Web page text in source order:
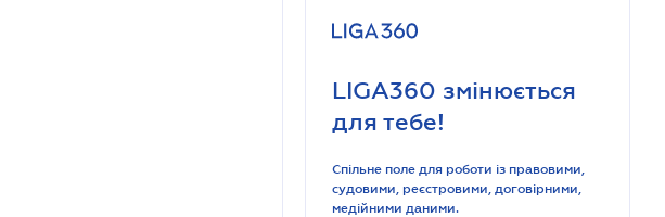
LIGA360 змінюється
для тебе!
Спільне поле для роботи із правовими,
судовими, реєстровими, договірними,
медійними даними.